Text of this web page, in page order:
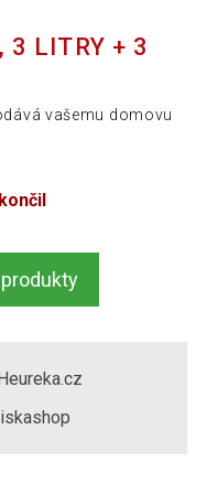
3 LITRY + 3
vašemu domovu